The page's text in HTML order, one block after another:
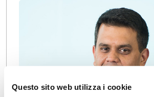
Questo sito web utilizza i cookie